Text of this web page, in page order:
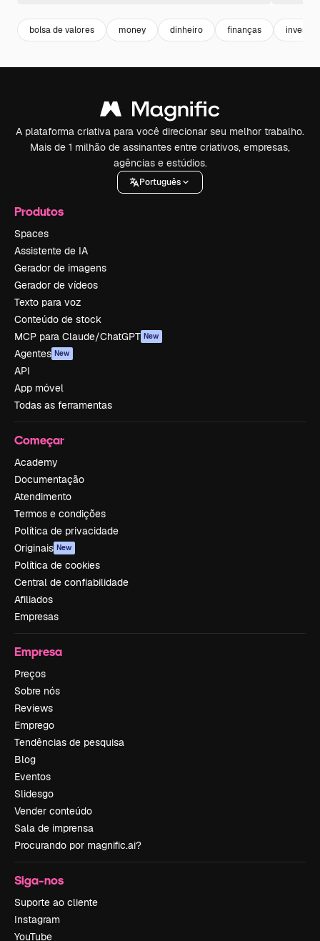
bolsa de valores money dinheiro finanças
A plataforma criativa para você direcionar seu melhor trabalho.
Mais de 1 milhão de assinantes entre criativos, empresas,
agências e estúdios.
Português
Produtos
Spaces
Assistente de IA
Gerador de imagens
Gerador de vídeos
Texto para voz
Conteúdo de stock
MCP para Claude/ChatGPT New
Agentes New
API
App móvel
Todas as ferramentas
Começar
Academy
Documentação
Atendimento
Termos e condições
Política de privacidade
Originais New
Política de cookies
Central de confiabilidade
Afiliados
Empresas
Empresa
Preços
Sobre nós
Reviews
Emprego
Tendências de pesquisa
Blog
Eventos
Slidesgo
Vender conteúdo
Sala de imprensa
Procurando por magnific.ai?
Siga-nos
Suporte ao cliente
Instagram
YouTube